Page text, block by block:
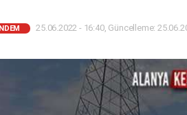
25.06.2022 - 16:40, Güncelleme: